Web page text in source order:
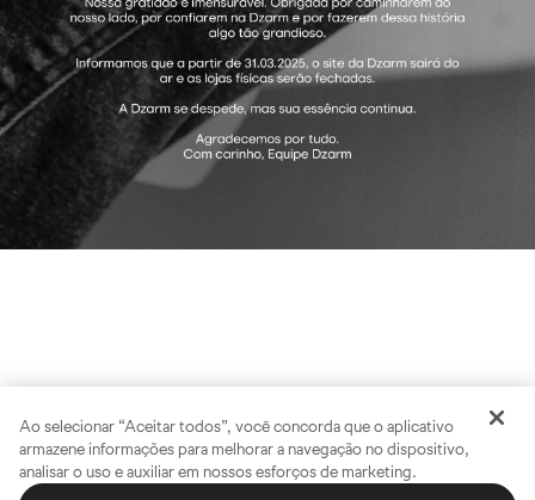
Ao selecionar “Aceitar todos”, você concorda que o aplicativo
armazene informações para melhorar a navegação no dispositivo,
analisar o uso e auxiliar em nossos esforços de marketing.